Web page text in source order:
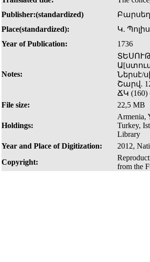
Publisher:(standardized)
Place(standardized):
Կ. Պոլիս
Year of Publication:
1736
Notes:
Ներսէ/
Շարվ.
ՃԿ
File size:
22,5 MB
Holdings:
Armenia,
Turkey,
Library
Year and Place of Digitization:
2012,
Copyright:
from the